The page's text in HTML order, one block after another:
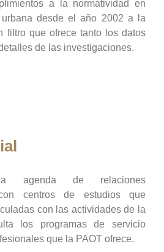
a la normatividad en
desde el año 2002 a la
filtro que ofrece tanto los datos
de las investigaciones.
agenda de relaciones
con centros de estudios que
con las actividades de la
los programas de servicio
que la PAOT ofrece.